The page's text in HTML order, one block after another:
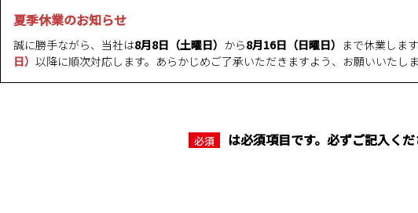
夏季休業のお知らせ
誠に勝手ながら、当社は8月8日（土曜日） から8月16日（日曜日） まで休業します
日） 以降に順次対応します。あらかじめご了承いただきますよう、お願いいたしま
必須 は必須項目です。必ずご記入く